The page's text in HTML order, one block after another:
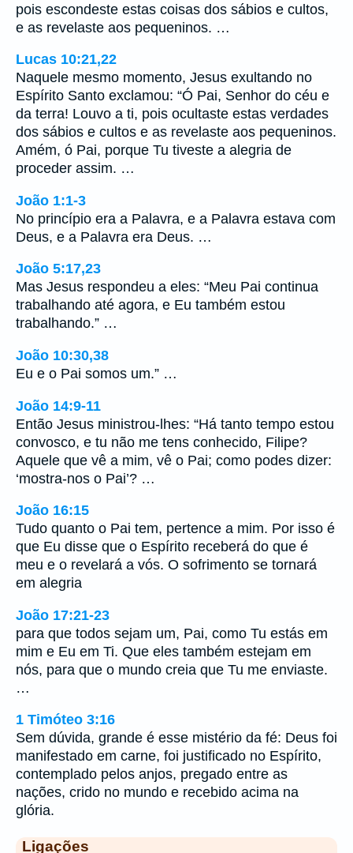
pois escondeste estas coisas dos sábios e cultos,
e as revelaste aos pequeninos. …
Lucas 10:21,22
Naquele mesmo momento, Jesus exultando no
Espírito Santo exclamou: “Ó Pai, Senhor do céu e
da terra! Louvo a ti, pois ocultaste estas verdades
dos sábios e cultos e as revelaste aos pequeninos.
Amém, ó Pai, porque Tu tiveste a alegria de
proceder assim. …
João 1:1-3
No princípio era a Palavra, e a Palavra estava com
Deus, e a Palavra era Deus. …
João 5:17,23
Mas Jesus respondeu a eles: “Meu Pai continua
trabalhando até agora, e Eu também estou
trabalhando.” …
João 10:30,38
Eu e o Pai somos um.” …
João 14:9-11
Então Jesus ministrou-lhes: “Há tanto tempo estou
convosco, e tu não me tens conhecido, Filipe?
Aquele que vê a mim, vê o Pai; como podes dizer:
‘mostra-nos o Pai’? …
João 16:15
Tudo quanto o Pai tem, pertence a mim. Por isso é
que Eu disse que o Espírito receberá do que é
meu e o revelará a vós. O sofrimento se tornará
em alegria
João 17:21-23
para que todos sejam um, Pai, como Tu estás em
mim e Eu em Ti. Que eles também estejam em
nós, para que o mundo creia que Tu me enviaste.
…
1 Timóteo 3:16
Sem dúvida, grande é esse mistério da fé: Deus foi
manifestado em carne, foi justificado no Espírito,
contemplado pelos anjos, pregado entre as
nações, crido no mundo e recebido acima na
glória.
Ligações